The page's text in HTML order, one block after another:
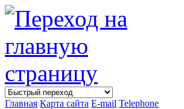
Главная Карта сайта E-mail Telephone